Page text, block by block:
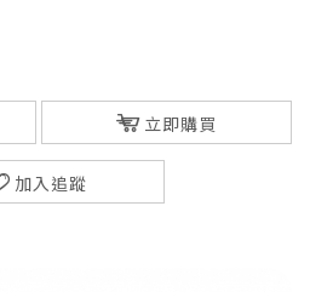
立即購買
加入追蹤